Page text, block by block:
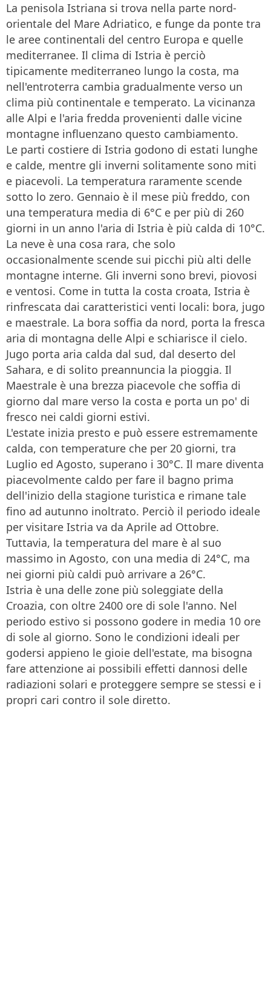
La penisola Istriana si trova nella parte nord-
orientale del Mare Adriatico, e funge da ponte tra
le aree continentali del centro Europa e quelle
mediterranee. Il clima di Istria è perciò
tipicamente mediterraneo lungo la costa, ma
nell'entroterra cambia gradualmente verso un
clima più continentale e temperato. La vicinanza
alle Alpi e l'aria fredda provenienti dalle vicine
montagne influenzano questo cambiamento.
Le parti costiere di Istria godono di estati lunghe
e calde, mentre gli inverni solitamente sono miti
e piacevoli. La temperatura raramente scende
sotto lo zero. Gennaio è il mese più freddo, con
una temperatura media di 6°C e per più di 260
giorni in un anno l'aria di Istria è più calda di 10°C.
La neve è una cosa rara, che solo
occasionalmente scende sui picchi più alti delle
montagne interne. Gli inverni sono brevi, piovosi
e ventosi. Come in tutta la costa croata, Istria è
rinfrescata dai caratteristici venti locali: bora, jugo
e maestrale. La bora soffia da nord, porta la fresca
aria di montagna delle Alpi e schiarisce il cielo.
Jugo porta aria calda dal sud, dal deserto del
Sahara, e di solito preannuncia la pioggia. Il
Maestrale è una brezza piacevole che soffia di
giorno dal mare verso la costa e porta un po' di
fresco nei caldi giorni estivi.
L'estate inizia presto e può essere estremamente
calda, con temperature che per 20 giorni, tra
Luglio ed Agosto, superano i 30°C. Il mare diventa
piacevolmente caldo per fare il bagno prima
dell'inizio della stagione turistica e rimane tale
fino ad autunno inoltrato. Perciò il periodo ideale
per visitare Istria va da Aprile ad Ottobre.
Tuttavia, la temperatura del mare è al suo
massimo in Agosto, con una media di 24°C, ma
nei giorni più caldi può arrivare a 26°C.
Istria è una delle zone più soleggiate della
Croazia, con oltre 2400 ore di sole l'anno. Nel
periodo estivo si possono godere in media 10 ore
di sole al giorno. Sono le condizioni ideali per
godersi appieno le gioie dell'estate, ma bisogna
fare attenzione ai possibili effetti dannosi delle
radiazioni solari e proteggere sempre se stessi e i
propri cari contro il sole diretto.